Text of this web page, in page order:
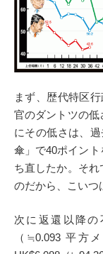
まず、歴代特区
官のダントツの
にその低さは、
傘」で40ポイン
ち直したか。そ
のだから、こいつ
次に返還以降
（≒0.093 平方